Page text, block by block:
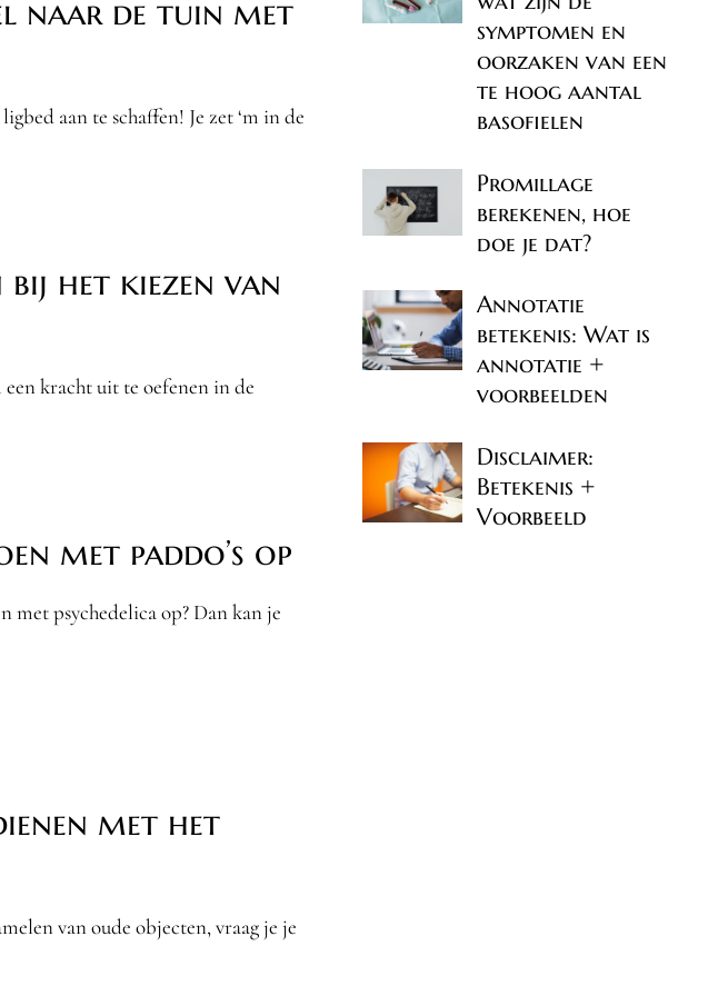
naar de tuin met
aan te schaffen! Je zet ‘m in de
het kiezen van
kracht uit te oefenen in de
met paddo’s op
psychedelica op? Dan kan je
met het
van oude objecten, vraag je je
symptomen en
oorzaken van een
te hoog aantal
basofielen
Promillage
berekenen, hoe
doe je dat?
Annotatie
betekenis: Wat is
annotatie +
voorbeelden
Disclaimer:
Betekenis +
Voorbeeld